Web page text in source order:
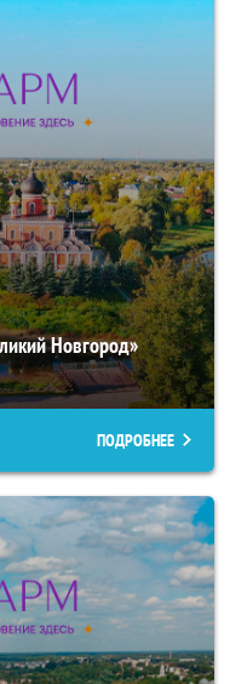
Новгород»
ПОДРОБНЕЕ